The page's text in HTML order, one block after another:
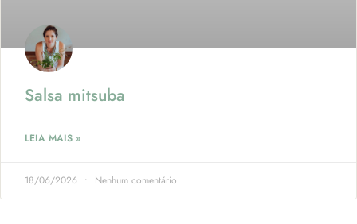
Salsa mitsuba
LEIA MAIS »
18/06/2026 Nenhum comentário